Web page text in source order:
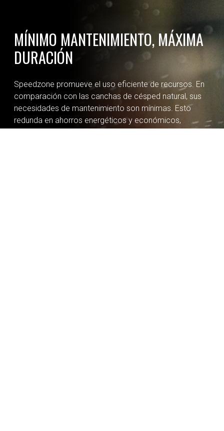
MÍNIMO MANTENIMIENTO, MÁXIMA
DURACIÓN
Speedzone promueve el uso eficiente de recursos. En
comparación con las canchas de césped natural, sus
necesidades de mantenimiento son mínimas. Esto
redunda en ahorros energéticos y económicos,